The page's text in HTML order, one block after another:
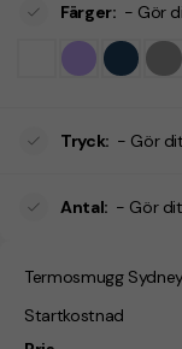
Färger: - Gör
Tryck: - Gör
Antal: - Gör
Termosmugg
Startkostnad